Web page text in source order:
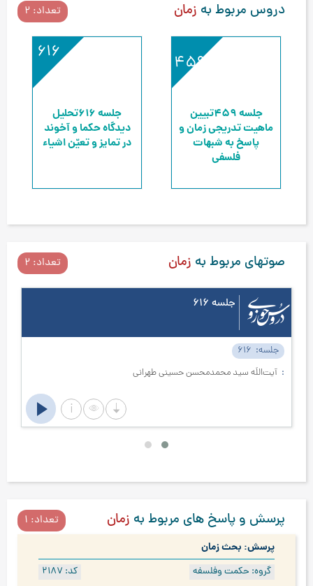
دروس مربوط به زمان تعداد: 2
459
جلسه 459
تبیین
ماهیت تدریجی زمان و
پاسخ به شبهات
فلسفی
616
جلسه 616
تحلیل
دیدگاه حکما و آخوند
در تمایز و تعیّن اشیاء
صوتهای مربوط به زمان تعداد: 2
جلسه 616
جلسه
آیت‌اللَه سید محمدمحسن حسینی طهرانی
پرسش و پاسخ های مربوط به زمان تعداد: 1
پرسش: بحث زمان
کد: 2187 گروه: حکمت وفلسفه